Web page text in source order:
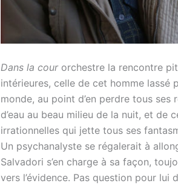
Dans la cour orchestre la rencontre
intérieures, celle de cet homme
monde, au point d’en perdre tous
d’eau au beau milieu de la nuit, et de
irrationnelles qui jette tous ses
Un psychanalyste se régalerait à
Salvadori s’en charge à sa façon,
vers l’évidence. Pas question pour